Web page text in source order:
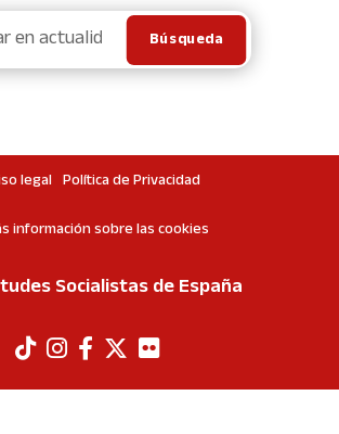
legal Política de Privacidad
información sobre las cookies
Socialistas de España